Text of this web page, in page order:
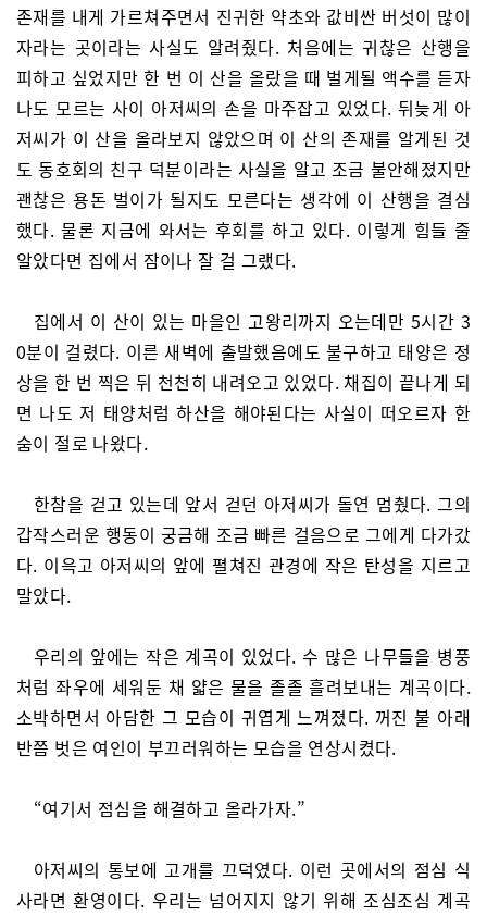
존재를 내게 가르쳐주면서 진귀한 약초와 값비싼 버섯이 많이
자라는 곳이라는 사실도 알려줬다. 처음에는 귀찮은 산행을
피하고 싶었지만 한 번 이 산을 올랐을 때 벌게될 액수를 듣자
나도 모르는 사이 아저씨의 손을 마주잡고 있었다. 뒤늦게 아
저씨가 이 산을 올라보지 않았으며 이 산의 존재를 알게된 것
도 동호회의 친구 덕분이라는 사실을 알고 조금 불안해졌지만
괜찮은 용돈 벌이가 될지도 모른다는 생각에 이 산행을 결심
했다. 물론 지금에 와서는 후회를 하고 있다. 이렇게 힘들 줄
알았다면 집에서 잠이나 잘 걸 그랬다.
집에서 이 산이 있는 마을인 고왕리까지 오는데만 5시간 3
0분이 걸렸다. 이른 새벽에 출발했음에도 불구하고 태양은 정
상을 한 번 찍은 뒤 천천히 내려오고 있었다. 채집이 끝나게 되
면 나도 저 태양처럼 하산을 해야된다는 사실이 떠오르자 한
숨이 절로 나왔다.
한참을 걷고 있는데 앞서 걷던 아저씨가 돌연 멈췄다. 그의
갑작스러운 행동이 궁금해 조금 빠른 걸음으로 그에게 다가갔
다. 이윽고 아저씨의 앞에 펼쳐진 관경에 작은 탄성을 지르고
말았다.
우리의 앞에는 작은 계곡이 있었다. 수 많은 나무들을 병풍
처럼 좌우에 세워둔 채 얇은 물을 졸졸 흘려보내는 계곡이다.
소박하면서 아담한 그 모습이 귀엽게 느껴졌다. 꺼진 불 아래
반쯤 벗은 여인이 부끄러워하는 모습을 연상시켰다.
“여기서 점심을 해결하고 올라가자.”
아저씨의 통보에 고개를 끄덕였다. 이런 곳에서의 점심 식
사라면 환영이다. 우리는 넘어지지 않기 위해 조심조심 계곡